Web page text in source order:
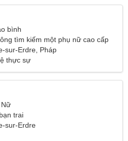
bình
tìm kiếm một phụ nữ cao cấp
sur-Erdre, Pháp
thực sự
trai
sur-Erdre